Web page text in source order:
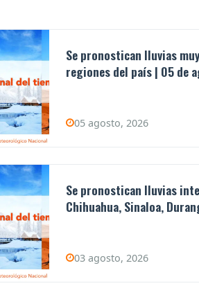
Se pronostican lluvias
regiones del país | 05 de
05 agosto, 2026
Se pronostican lluvias
Chihuahua, Sinaloa,
03 agosto, 2026